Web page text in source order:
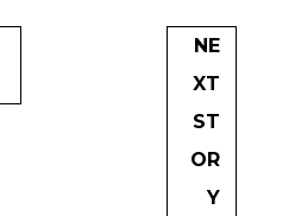
NE
XT
ST
OR
Y